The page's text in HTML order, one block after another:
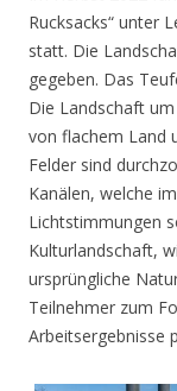
Rucksacks“ unter
statt. Die
gegeben. Das
Die Landschaft
von flachem Land
Felder sind
Kanälen, welche
Lichtstimmungen
Kulturlandschaft,
ursprüngliche
Teilnehmer zum
Arbeitsergebnisse